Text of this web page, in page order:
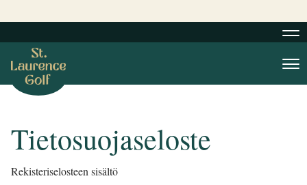
Tietosuojaseloste
Rekisteriselosteen sisältö